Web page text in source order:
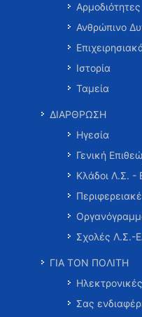
Αρμοδιότητες
Ανθρώπινο
Ιστορία
Ταμεία
ΔΙΑΡΘΡΩΣΗ
Ηγεσία
Γενική
Κλάδοι Λ.Σ. -
Σχολές Λ.Σ.-
ΓΙΑ ΤΟΝ ΠΟΛΙΤΗ
Σας